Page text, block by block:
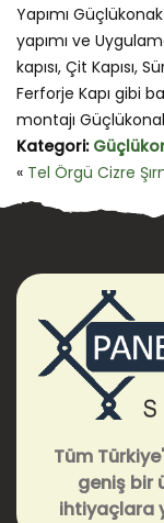
Yapımı
yapımı ve
kapısı, Çit Kapısı,
Ferforje Kapı gibi
montajı
Kategori:
« Tel Örgü Cizre
Tüm
geniş bir
ihtiyaçlara